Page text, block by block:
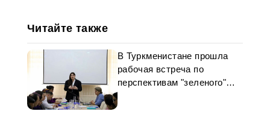
Читайте также
В Туркменистане прошла
рабочая встреча по
перспективам "зеленого"
будущего